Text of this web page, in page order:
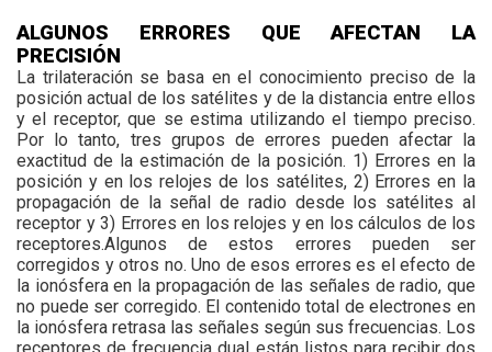
ALGUNOS ERRORES QUE AFECTAN LA
PRECISIÓN
La trilateración se basa en el conocimiento preciso de la
posición actual de los satélites y de la distancia entre ellos
y el receptor, que se estima utilizando el tiempo preciso.
Por lo tanto, tres grupos de errores pueden afectar la
exactitud de la estimación de la posición. 1) Errores en la
posición y en los relojes de los satélites, 2) Errores en la
propagación de la señal de radio desde los satélites al
receptor y 3) Errores en los relojes y en los cálculos de los
receptores.Algunos de estos errores pueden ser
corregidos y otros no. Uno de esos errores es el efecto de
la ionósfera en la propagación de las señales de radio, que
no puede ser corregido. El contenido total de electrones en
la ionósfera retrasa las señales según sus frecuencias. Los